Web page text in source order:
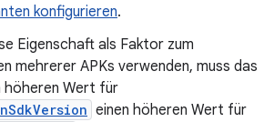
konfigurieren.
Eigenschaft als Faktor zum
mehrerer APKs verwenden, muss das
höheren Wert für
einen höheren Wert für